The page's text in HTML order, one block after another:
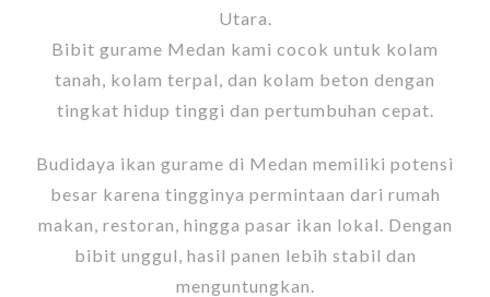
Utara.
Bibit gurame Medan kami cocok untuk kolam
tanah, kolam terpal, dan kolam beton dengan
tingkat hidup tinggi dan pertumbuhan cepat.
Budidaya ikan gurame di Medan memiliki potensi
besar karena tingginya permintaan dari rumah
makan, restoran, hingga pasar ikan lokal. Dengan
bibit unggul, hasil panen lebih stabil dan
menguntungkan.